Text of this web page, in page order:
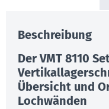
Beschreibung
Der VMT 8110
Übersicht und
Lochwänden